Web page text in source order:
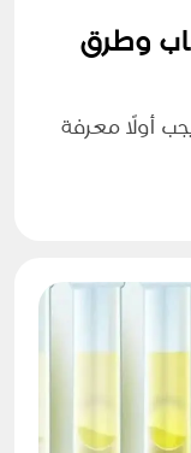
وطرق
أولًا معرفة